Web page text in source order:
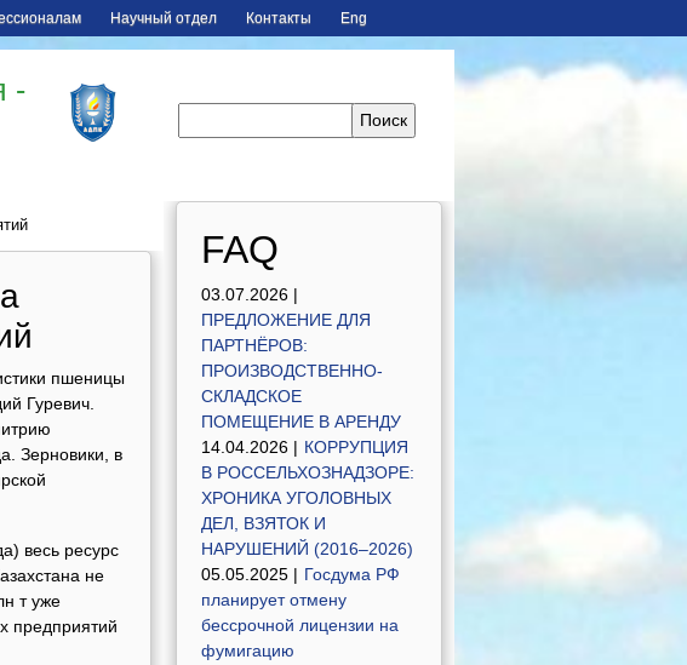
Научный отдел Контакты Eng
-
пшеницы
Гуревич.
Зерновики, в
весь ресурс
не
т уже
предприятий
FAQ
03.07.2026 |
ПРЕДЛОЖЕНИЕ ДЛЯ
ПАРТНЁРОВ:
ПРОИЗВОДСТВЕННО-
СКЛАДСКОЕ
ПОМЕЩЕНИЕ В АРЕНДУ
14.04.2026 | КОРРУПЦИЯ
В РОССЕЛЬХОЗНАДЗОРЕ:
ХРОНИКА УГОЛОВНЫХ
ДЕЛ, ВЗЯТОК И
НАРУШЕНИЙ (2016–2026)
05.05.2025 | Госдума РФ
планирует отмену
бессрочной лицензии на
фумигацию